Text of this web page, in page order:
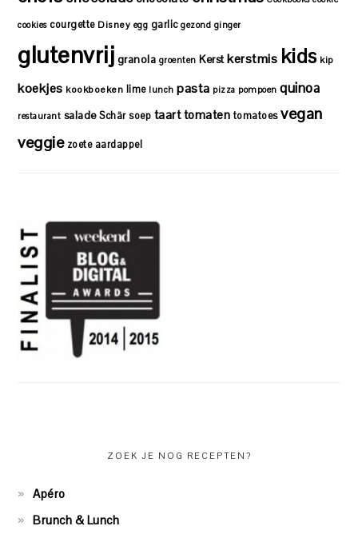
cookies courgette Disney egg garlic gezond ginger
glutenvrij granola groenten Kerst kerstmis kids kip
koekjes kookboeken lime lunch pasta pizza pompoen quinoa
restaurant salade Schär soep taarttomaten tomatoes vegan
veggie zoete aardappel
ZOEK JE NOG RECEPTEN?
Apéro
Brunch & Lunch